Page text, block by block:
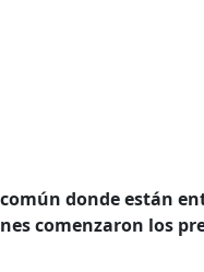
donde están
comenzaron los